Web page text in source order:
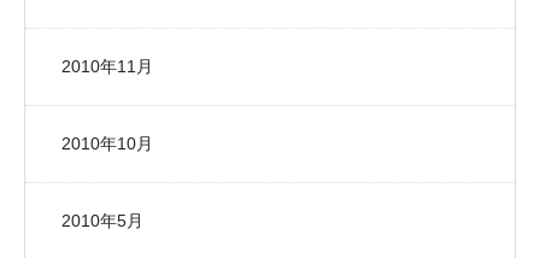
2010年11月
2010年10月
2010年5月